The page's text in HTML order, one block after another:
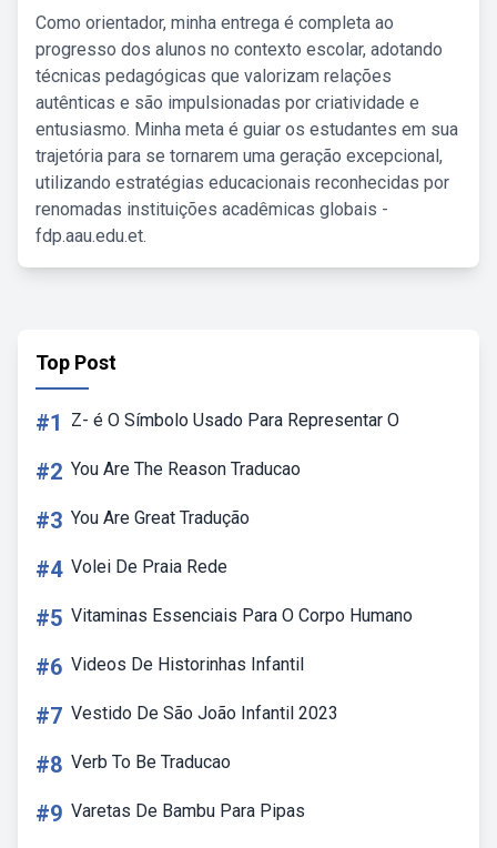
Como orientador, minha entrega é completa ao
progresso dos alunos no contexto escolar, adotando
técnicas pedagógicas que valorizam relações
autênticas e são impulsionadas por criatividade e
entusiasmo. Minha meta é guiar os estudantes em sua
trajetória para se tornarem uma geração excepcional,
utilizando estratégias educacionais reconhecidas por
renomadas instituições acadêmicas globais -
fdp.aau.edu.et.
Top Post
#1 Z- é O Símbolo Usado Para Representar O
#2 You Are The Reason Traducao
#3 You Are Great Tradução
#4 Volei De Praia Rede
#5 Vitaminas Essenciais Para O Corpo Humano
#6 Videos De Historinhas Infantil
#7 Vestido De São João Infantil 2023
#8 Verb To Be Traducao
#9 Varetas De Bambu Para Pipas